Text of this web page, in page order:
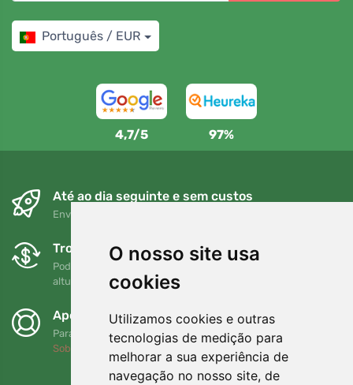
O nosso site usa
cookies
Utilizamos cookies e outras
tecnologias de medição para
melhorar a sua experiência de
navegação no nosso site, de
Português / EUR
4,7/5 97%
Até ao dia seguinte e sem custos
Envio gratuito para encomendas superiores a 80 EUR
Trocas e devoluções gratuitas
Pode devolver ou trocar a sua encomenda em qualquer
altura no prazo de 90 dias
Apoiamos a Trees.org
Para cada encomenda plantamos uma árvore! Leia mais
Sobre nós